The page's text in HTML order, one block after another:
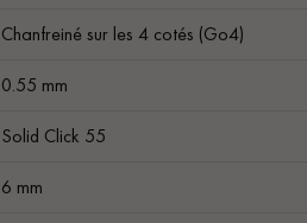
Chanfreiné sur les 4 cotés (Go4)
0.55 mm
Solid Click 55
6 mm